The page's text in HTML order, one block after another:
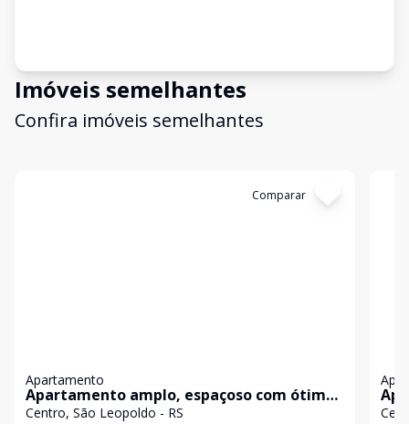
Imóveis semelhantes
Confira imóveis semelhantes
Comparar
Apartamento
Apartamento amplo, espaçoso com ótima
localização!
Centro, São Leopoldo - RS